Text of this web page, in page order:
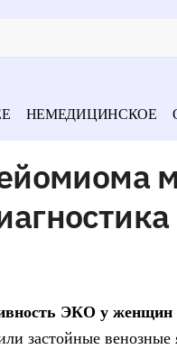
НЕМЕДИЦИНСКОЕ
ЭКО у
застойные венозные